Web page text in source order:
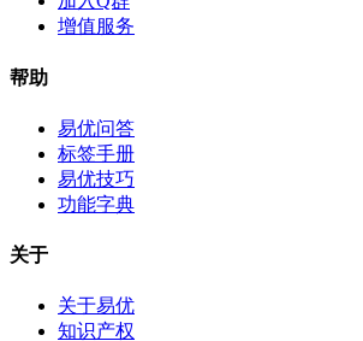
增值服务
帮助
易优问答
标签手册
易优技巧
功能字典
关于
关于易优
知识产权